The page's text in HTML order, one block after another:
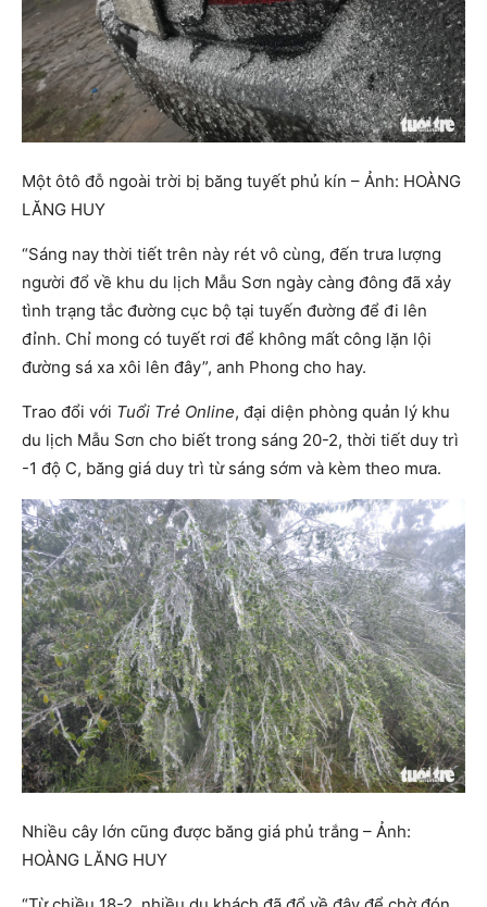
Một ôtô đỗ ngoài trời bị băng tuyết phủ kín – Ảnh: HOÀNG
LĂNG HUY
“Sáng nay thời tiết trên này rét vô cùng, đến trưa lượng
người đổ về khu du lịch Mẫu Sơn ngày càng đông đã xảy
tình trạng tắc đường cục bộ tại tuyến đường để đi lên
đỉnh. Chỉ mong có tuyết rơi để không mất công lặn lội
đường sá xa xôi lên đây”, anh Phong cho hay.
Trao đổi với Tuổi Trẻ Online, đại diện phòng quản lý khu
du lịch Mẫu Sơn cho biết trong sáng 20-2, thời tiết duy trì
-1 độ C, băng giá duy trì từ sáng sớm và kèm theo mưa.
Nhiều cây lớn cũng được băng giá phủ trắng – Ảnh:
HOÀNG LĂNG HUY